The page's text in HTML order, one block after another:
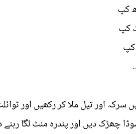
کپ
کپ
کپ
سرکہ اور تیل ملا کر رکھیں اور
چھڑک دیں اور پندرہ منٹ لگا رہنے